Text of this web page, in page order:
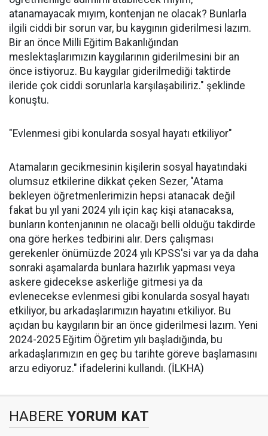
atanamayacak mıyım, kontenjan ne olacak? Bunlarla
ilgili ciddi bir sorun var, bu kaygının giderilmesi lazım.
Bir an önce Milli Eğitim Bakanlığından
meslektaşlarımızın kaygılarının giderilmesini bir an
önce istiyoruz. Bu kaygılar giderilmediği taktirde
ileride çok ciddi sorunlarla karşılaşabiliriz." şeklinde
konuştu.
"Evlenmesi gibi konularda sosyal hayatı etkiliyor"
Atamaların gecikmesinin kişilerin sosyal hayatındaki
olumsuz etkilerine dikkat çeken Sezer, "Atama
bekleyen öğretmenlerimizin hepsi atanacak değil
fakat bu yıl yani 2024 yılı için kaç kişi atanacaksa,
bunların kontenjanının ne olacağı belli olduğu takdirde
ona göre herkes tedbirini alır. Ders çalışması
gerekenler önümüzde 2024 yılı KPSS'si var ya da daha
sonraki aşamalarda bunlara hazırlık yapması veya
askere gidecekse askerliğe gitmesi ya da
evlenecekse evlenmesi gibi konularda sosyal hayatı
etkiliyor, bu arkadaşlarımızın hayatını etkiliyor. Bu
açıdan bu kaygıların bir an önce giderilmesi lazım. Yeni
2024-2025 Eğitim Öğretim yılı başladığında, bu
arkadaşlarımızın en geç bu tarihte göreve başlamasını
arzu ediyoruz." ifadelerini kullandı. (İLKHA)
HABERE YORUM KAT